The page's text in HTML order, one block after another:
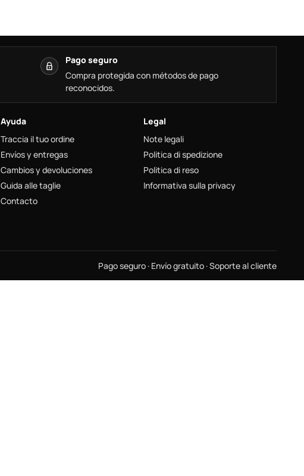
Pago seguro
Compra protegida con métodos de pago
reconocidos.
Ayuda
Traccia il tuo ordine
Envíos y entregas
Cambios y devoluciones
Guida alle taglie
Contacto
Legal
Note legali
Politica di spedizione
Politica di reso
Informativa sulla privacy
Pago seguro · Envío gratuito · Soporte al cliente